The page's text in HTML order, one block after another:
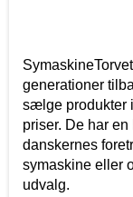
generationer
sælge produkter
priser. De har
danskernes
symaskine eller
udvalg.